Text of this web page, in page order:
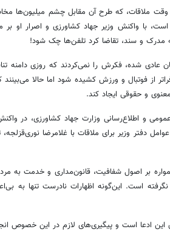
وقت ملاقات، که طرح آن مقابل چشم میلیون‌ها
با واکنش وزیر جهاد کشاورزی و اصرار او بر
مدرک و سند، تقاضا کرد تلفن‌ها چک شود!
عادی شده، فکرش را نمی‌کردند که روزیدامنه
از فوتبال و ورزش کشیده شود اما حالا می‌بینند
و حقوقی ایجاد کند.
و اطلاع‌رسانی وزارت جهاد کشاورزی، در
دفتر وزیر برای ملاقات با غلامرضا نوری‌قزلجه،
بر اصول شفافیت، قانون‌مداری و خدمت به
است. این‌گونه اظهارات نادرست تنها به
این ادعا است و پیگیری‌های لازم در این خصوص